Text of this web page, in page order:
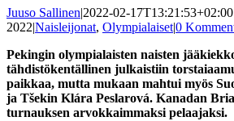
Juuso Sallinen|2022-02-17T13:21:53+02:00
2022|Naisleijonat, Olympialaiset|0
Pekingin olympialaisten naisten
tähdistökentällinen julkaistiin
paikkaa, mutta mukaan mahtui myös
ja Tšekin Klára Peslarová. Kanadan
turnauksen arvokkaimmaksi pelaajaksi.